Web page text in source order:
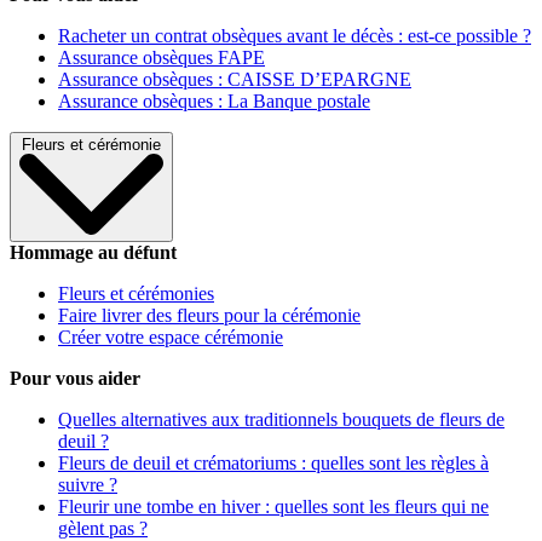
Racheter un contrat obsèques avant le décès : est-ce possible ?
Assurance obsèques FAPE
Assurance obsèques : CAISSE D’EPARGNE
Assurance obsèques : La Banque postale
Fleurs et cérémonie
Hommage au défunt
Fleurs et cérémonies
Faire livrer des fleurs pour la cérémonie
Créer votre espace cérémonie
Pour vous aider
Quelles alternatives aux traditionnels bouquets de fleurs de
deuil ?
Fleurs de deuil et crématoriums : quelles sont les règles à
suivre ?
Fleurir une tombe en hiver : quelles sont les fleurs qui ne
gèlent pas ?